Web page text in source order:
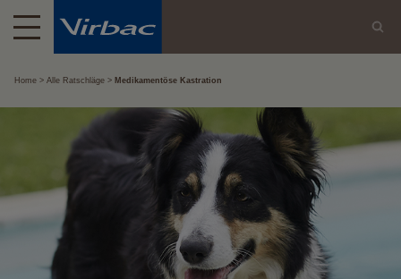
Home Alle Ratschläge Medikamentöse Kastration